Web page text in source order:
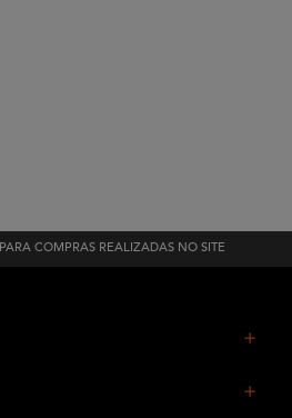
PARA COMPRAS REALIZADAS NO SITE